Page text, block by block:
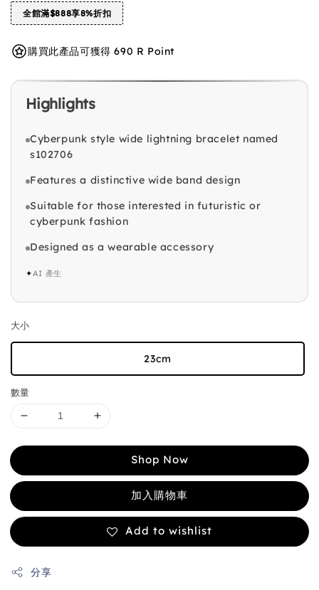
全館滿$888享8%折扣
購買此產品可獲得 690 R Point
Highlights
Cyberpunk style wide lightning bracelet named
s102706
Features a distinctive wide band design
Suitable for those interested in futuristic or
cyberpunk fashion
Designed as a wearable accessory
✦AI 產生
大小
23cm
數量
Shop Now
加入購物車
Add to wishlist
分享